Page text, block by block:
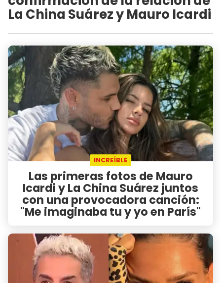
La China Suárez y Mauro Icardi
INCREÍBLE
Las primeras fotos de Mauro
Icardi y La China Suárez juntos
con una provocadora canción:
"Me imaginaba tu y yo en París"